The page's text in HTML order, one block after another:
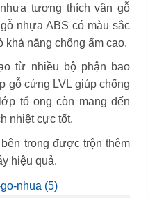
tương thích vân gỗ
nhựa ABS có màu sắc
khả năng chống ẩm cao.
từ nhiều bộ phận bao
gỗ cứng LVL giúp chống
tổ ong còn mang đến
nhiệt cực tốt.
trong được trộn thêm
hiệu quả.